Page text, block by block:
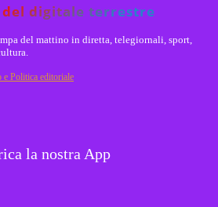
del digitale terrestre
del mattino in diretta, telegiornali, sport,
e Politica editoriale
la nostra App